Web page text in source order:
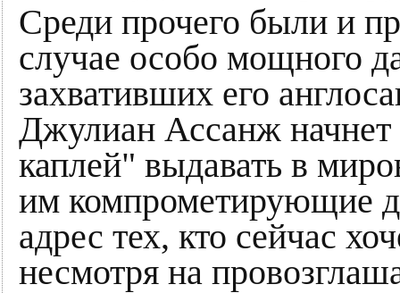
Среди прочего были и
случае особо мощного
захвативших его
Джулиан Ассанж начнет
каплей" выдавать в
им компрометирующие
адрес тех, кто сейчас
несмотря на